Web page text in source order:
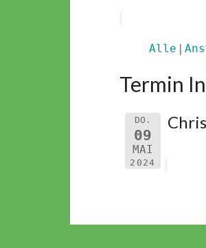
Alle
Termin
DO.
09
MAI
2024